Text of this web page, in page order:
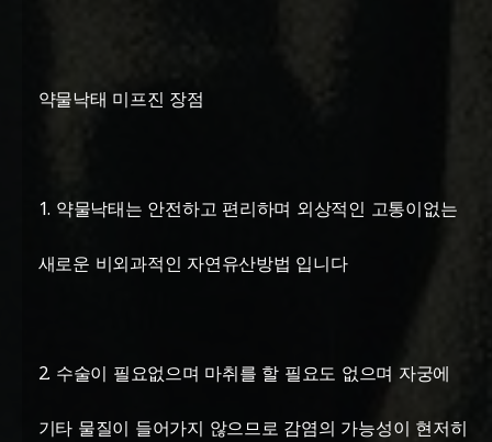
약물낙태 미프진 장점
1. 약물낙태는 안전하고 편리하며 외상적인 고통이없는
새로운 비외과적인 자연유산방법 입니다
2. 수술이 필요없으며 마취를 할 필요도 없으며 자궁에
기타 물질이 들어가지 않으므로 감염의 가능성이 현저히